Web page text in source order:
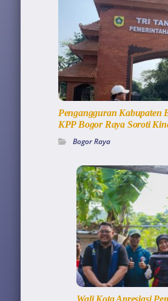
Pengangguran Kabupaten
KPP Bogor Raya Soroti
Bogor Raya